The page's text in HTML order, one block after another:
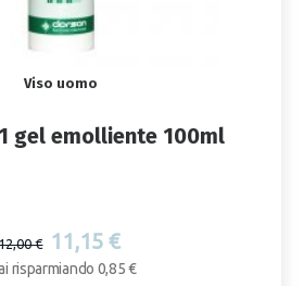
Viso uomo
gel emolliente 100ml
€ 11,15 €
risparmiando 0,85 €